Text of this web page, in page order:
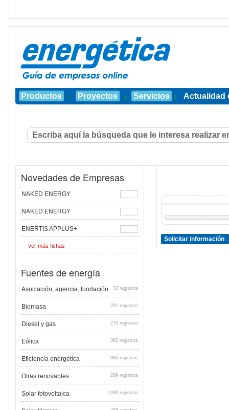
Productos | Proyectos | Servicios | Actualidad
Novedades de Empresas
NAKED ENERGY
NAKED ENERGY
ENERTIS APPLUS+
ver más fichas
Fuentes de energía
Asociación, agencia, fundación 72 registros
Biomasa 291 registros
Diesel y gas 270 registros
Eólica 362 registros
Eficiencia energética 886 registros
Otras renovables 289 registros
Solar fotovoltaica 1096 registros
Solicitar información